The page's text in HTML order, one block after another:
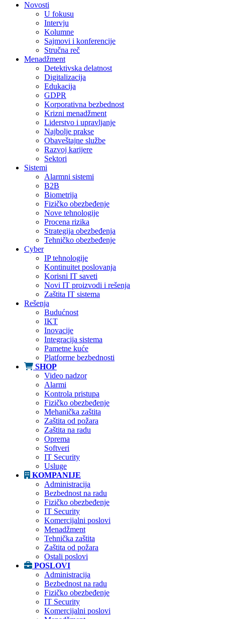
Novosti
U fokusu
Intervju
Kolumne
Sajmovi i konferencije
Stručna reč
Menadžment
Detektivska delatnost
Digitalizacija
Edukacija
GDPR
Korporativna bezbednost
Krizni menadžment
Liderstvo i upravljanje
Najbolje prakse
Obaveštajne službe
Razvoj karijere
Sektori
Sistemi
Alarmni sistemi
B2B
Biometrija
Fizičko obezbeđenje
Nove tehnologije
Procena rizika
Strategija obezbeđenja
Tehničko obezbeđenje
Cyber
IP tehnologije
Kontinuitet poslovanja
Korisni IT saveti
Novi IT proizvodi i rešenja
Zaštita IT sistema
Rešenja
Budućnost
IKT
Inovacije
Integracija sistema
Pametne kuće
Platforme bezbednosti
SHOP
Video nadzor
Alarmi
Kontrola pristupa
Fizičko obezbeđenje
Mehanička zaštita
Zaštita od požara
Zaštita na radu
Oprema
Softveri
IT Security
Usluge
KOMPANIJE
Administracija
Bezbednost na radu
Fizičko obezbeđenje
IT Security
Komercijalni poslovi
Menadžment
Tehnička zaštita
Zaštita od požara
Ostali poslovi
POSLOVI
Administracija
Bezbednost na radu
Fizičko obezbeđenje
IT Security
Komercijalni poslovi